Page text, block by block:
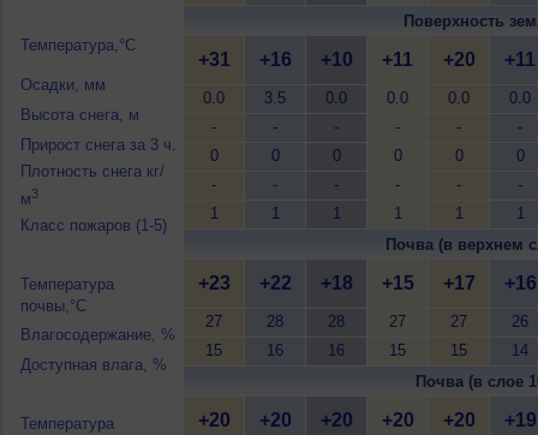
Температура,°C
Осадки, мм
Высота снега, м
Прирост снега за 3 ч.
Плотность снега кг/
м3
Класс пожаров (1-5)
Температура
почвы,°C
Влагосодержание, %
Доступная влага, %
Температура
Поверхность
+31
0.0
-
0
-
1
+16
3.5
-
0
-
1
+10
0.0
-
0
-
1
+11
0.0
-
0
-
1
+20
0.0
-
0
-
1
+11
0.0
-
0
-
1
Почва (в верхнем
+23
27
15
+22
28
16
+18
28
16
+15
27
15
+17
27
15
+16
26
14
Почва (в слое
+20 +20 +20 +20 +20 +19